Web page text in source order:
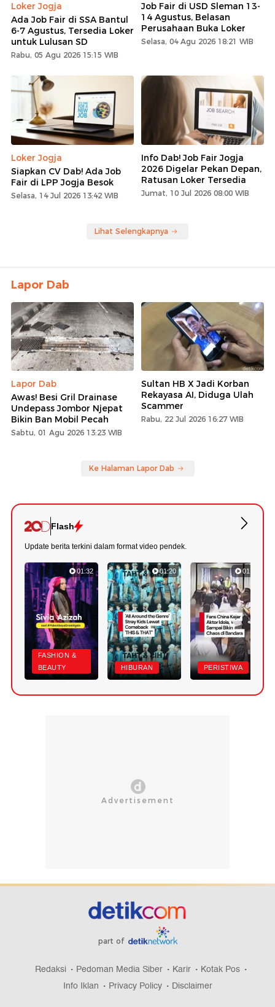
Loker Jogja
Ada Job Fair di SSA Bantul
6-7 Agustus, Tersedia Loker
untuk Lulusan SD
Rabu, 05 Agu 2026 15:15 WIB
Job Fair di USD Sleman 13-
14 Agustus, Belasan
Perusahaan Buka Loker
Selasa, 04 Agu 2026 18:21 WIB
Loker Jogja
Siapkan CV Dab! Ada Job
Fair di LPP Jogja Besok
Selasa, 14 Jul 2026 13:42 WIB
Info Dab! Job Fair Jogja
2026 Digelar Pekan Depan,
Ratusan Loker Tersedia
Jumat, 10 Jul 2026 08:00 WIB
Lihat Selengkapnya
Lapor Dab
Lapor Dab
Awas! Besi Gril Drainase
Undepass Jombor Njepat
Bikin Ban Mobil Pecah
Sabtu, 01 Agu 2026 13:23 WIB
Sultan HB X Jadi Korban
Rekayasa AI, Diduga Ulah
Scammer
Rabu, 22 Jul 2026 16:27 WIB
Ke Halaman Lapor Dab
Flash
Update berita terkini dalam format video pendek.
01:32
FASHION &
BEAUTY
01:20
HIBURAN
01:24
PERISTIWA
part of
Redaksi Pedoman Media Siber Karir
Kotak Pos
Info Iklan
Privacy Policy Disclaimer